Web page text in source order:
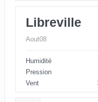
Libreville
Aout08
Humidité
Pression
Vent